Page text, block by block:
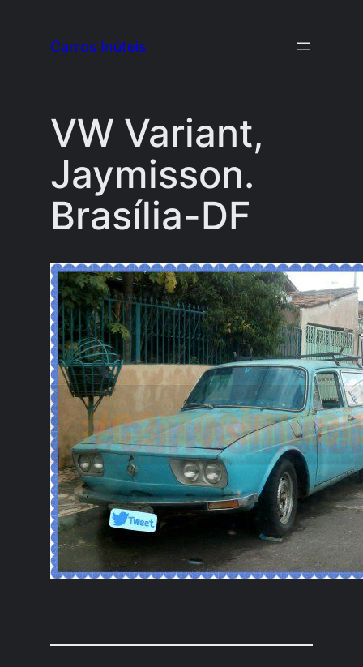
Carros Inúteis
VW Variant,
Jaymisson.
Brasília-DF